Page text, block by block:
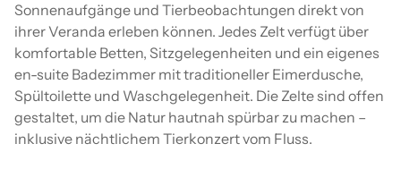
Sonnenaufgänge und Tierbeobachtungen direkt von
ihrer Veranda erleben können. Jedes Zelt verfügt über
komfortable Betten, Sitzgelegenheiten und ein eigenes
en-suite Badezimmer mit traditioneller Eimerdusche,
Spültoilette und Waschgelegenheit. Die Zelte sind offen
gestaltet, um die Natur hautnah spürbar zu machen –
inklusive nächtlichem Tierkonzert vom Fluss.